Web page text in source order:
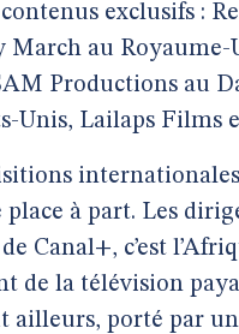
exclusifs :
au Royaume-
Productions au
Unis, Lailaps Films
à part. Les
Canal+, c’est
de la télévision
ailleurs, porté par